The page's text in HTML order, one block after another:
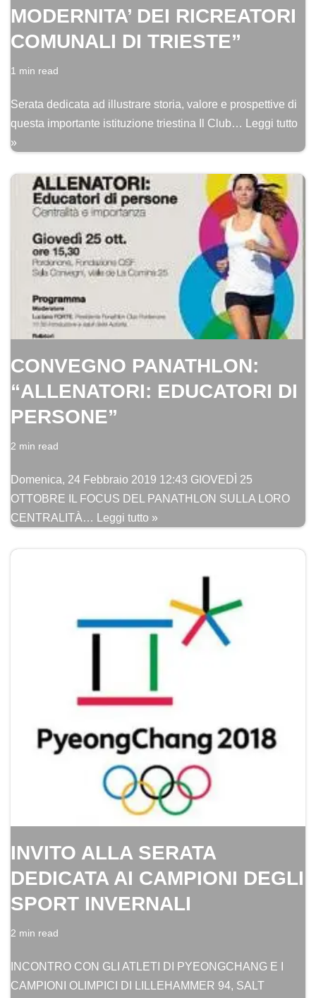
MODERNITA’ DEI RICREATORI
COMUNALI DI TRIESTE”
1 min read
Serata dedicata ad illustrare storia, valore e prospettive di
questa importante istituzione triestina Il Club…
Leggi tutto
»
CONVEGNO PANATHLON:
“ALLENATORI: EDUCATORI DI
PERSONE”
2 min read
Domenica, 24 Febbraio 2019 12:43 GIOVEDÌ 25
OTTOBRE IL FOCUS DEL PANATHLON SULLA LORO
CENTRALITÀ… Leggi tutto »
INVITO ALLA SERATA
DEDICATA AI CAMPIONI DEGLI
SPORT INVERNALI
2 min read
INCONTRO CON GLI ATLETI DI PYEONGCHANG E I
CAMPIONI OLIMPICI DI LILLEHAMMER 94, SALT